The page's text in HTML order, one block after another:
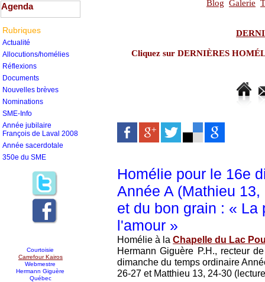
Agenda
Rubriques
Actualité
Allocutions/homélies
Réflexions
Documents
Nouvelles brèves
Nominations
SME-Info
Année jubilaire
François de Laval 2008
Année sacerdotale
350e du SME
Courtoisie
Carrefour Kairos
Webmestre
Hermann Giguère
Québec
Blog Galerie
Cliquez sur DERNIÈRES
Homélie pour le 16e
Année A (Mathieu
et du bon grain : « La
l'amour »
Homélie à laChapelle du Lac
Hermann Giguère P.H., recteur
dimanche du temps ordinaire
26-27 et Matthieu 13, 24-30